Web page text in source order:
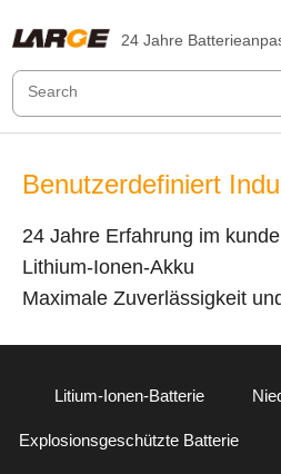
24 Jahre
Benutzerdefiniert
24 Jahre Erfahrung im
Lithium-Ionen-Akku
Maximale Zuverlässigkeit
Litium-Ionen-Batterie
Explosionsgeschützte Batterie